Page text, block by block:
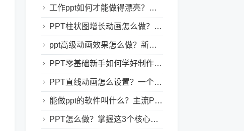
工作ppt如何才能做得漂亮？职场PPT美化与制作技巧
PPT柱状图增长动画怎么做？实用的ppt技巧分享给你！
ppt高级动画效果怎么做？新手也能学会的亮眼PPT动画指南
PPT零基础新手如何学好制作PPT？新手入门全攻略
PPT直线动画怎么设置？一个简单的设置技巧
能做ppt的软件叫什么？主流PPT制作软件盘点与选型指南
PPT怎么做？掌握这3个核心制作方法与技巧，新手也能变大神！